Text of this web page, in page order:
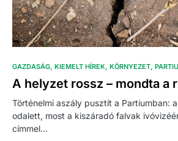
GAZDASÁG KIEMELT HÍREK KÖRNYEZET
A helyzet rossz – mondta a
Történelmi aszály pusztít a Partiumban:
odalett, most a kiszáradó falvak
címmel…